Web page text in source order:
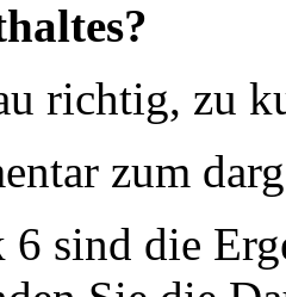
richtig, zu
zum
sind die